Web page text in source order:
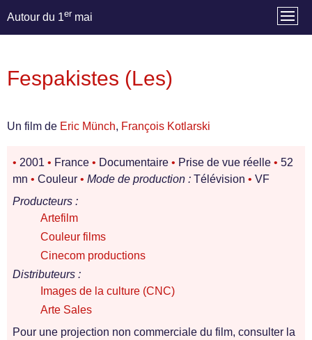
Autour du 1er mai
Fespakistes (Les)
Un film de Eric Münch, François Kotlarski
• 2001 • France • Documentaire • Prise de vue réelle • 52
mn • Couleur • Mode de production : Télévision • VF
Producteurs :
Artefilm
Couleur films
Cinecom productions
Distributeurs :
Images de la culture (CNC)
Arte Sales
Pour une projection non commerciale du film, consulter la